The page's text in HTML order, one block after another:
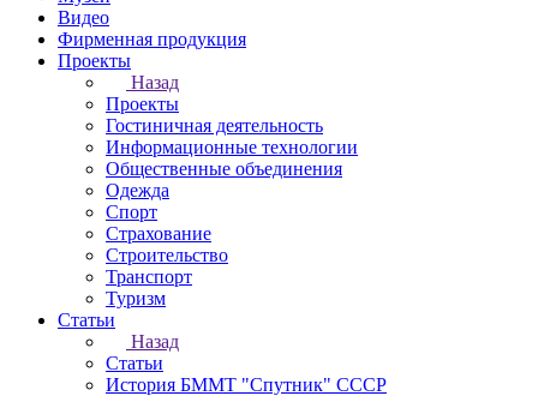
Видео
Фирменная продукция
Проекты
Назад
Проекты
Гостиничная деятельность
Информационные технологии
Общественные объединения
Одежда
Спорт
Страхование
Строительство
Транспорт
Туризм
Статьи
Назад
Статьи
История БММТ "Спутник" СССР